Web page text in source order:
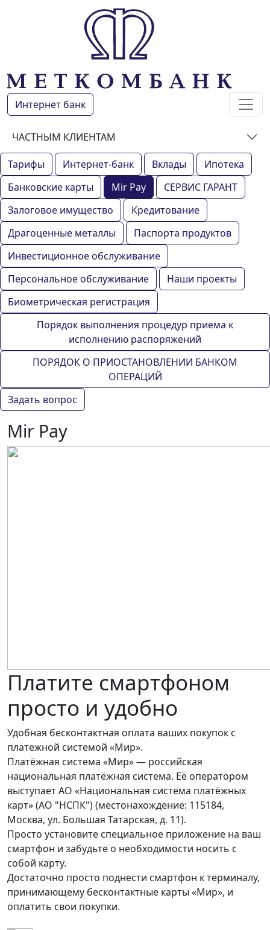
Интернет банк
ЧАСТНЫМ КЛИЕНТАМ
Тарифы Интернет-банк Вклады
Ипотека
Банковские карты
Mir Pay
СЕРВИС ГАРАНТ
Залоговое имущество
Кредитование
Драгоценные металлы
Паспорта продуктов
Инвестиционное обслуживание
Персональное обслуживание
Наши проекты
Биометрическая регистрация
Порядок выполнения процедур приема к
исполнению распоряжений
ПОРЯДОК О ПРИОСТАНОВЛЕНИИ БАНКОМ
ОПЕРАЦИЙ
Задать вопрос
Mir Pay
Платите смартфоном
просто и удобно
Удобная бесконтактная оплата ваших покупок с
платежной системой «Мир».
Платёжная система «Мир» — российская
национальная платёжная система. Её оператором
выступает АО «Национальная система платёжных
карт» (АО "НСПК") (местонахождение: 115184,
Москва, ул. Большая Татарская, д. 11).
Просто установите специальное приложение на ваш
смартфон и забудьте о необходимости носить с
собой карту.
Достаточно просто поднести смартфон к терминалу,
принимающему бесконтактные карты «Мир», и
оплатить свои покупки.